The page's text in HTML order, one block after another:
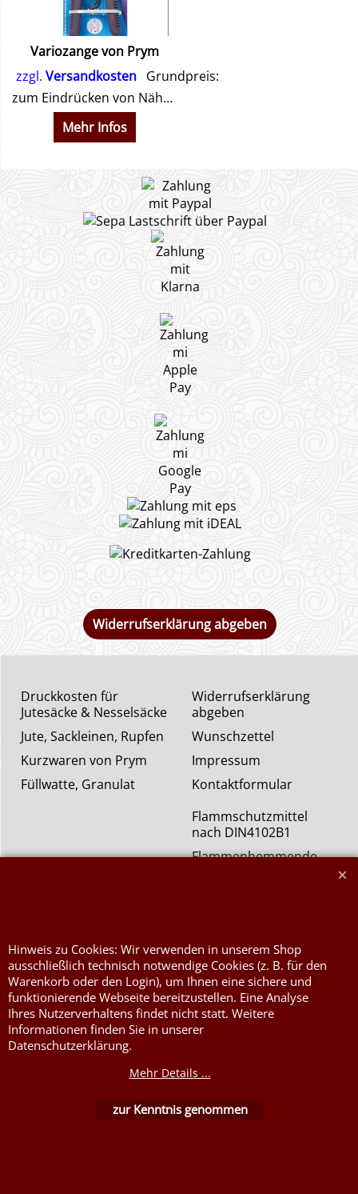
Variozange von Prym
zzgl.Versandkosten Grundpreis:
zum Eindrücken von Nähfreien-Druckknöpfen und Ösen.
Mehr Infos
Widerrufserklärung abgeben
Widerrufserklärung
abgeben
Wunschzettel
Impressum
Kontaktformular
Druckkosten für
Jutesäcke & Nesselsäcke
Jute, Sackleinen, Rupfen
Kurzwaren von Prym
Füllwatte, Granulat
Flammschutzmittel
nach DIN4102B1
Flammenhemmende,
WebShop erstellt mit ShopFactory Shop Software.
Hinweis zu Cookies: Wir verwenden in unserem Shop
ausschließlich technisch notwendige Cookies (z. B. für den
Warenkorb oder den Login), um Ihnen eine sichere und
funktionierende Webseite bereitzustellen. Eine Analyse
Ihres Nutzerverhaltens findet nicht statt. Weitere
Informationen finden Sie in unserer
Datenschutzerklärung.
Mehr Details ...
zur Kenntnis genommen